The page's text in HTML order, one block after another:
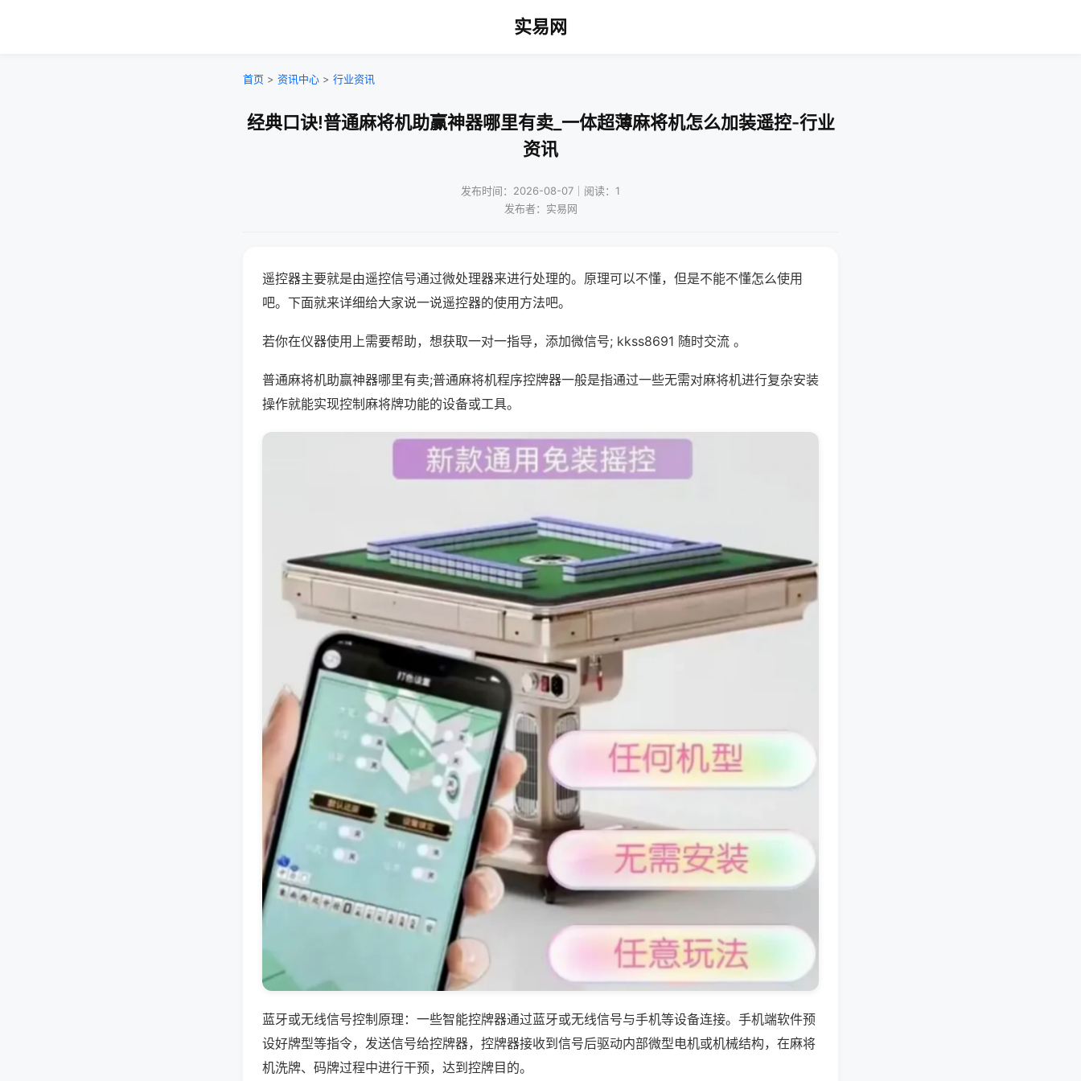
实易网
首页 > 资讯中心 > 行业资讯
经典口诀!普通麻将机助赢神器哪里有卖_一体超薄麻将机怎么加装遥控-行业
资讯
发布时间：2026-08-07｜阅读：1
发布者：实易网
遥控器主要就是由遥控信号通过微处理器来进行处理的。原理可以不懂，但是不能不懂怎么使用
吧。下面就来详细给大家说一说遥控器的使用方法吧。
若你在仪器使用上需要帮助，想获取一对一指导，添加微信号; kkss8691 随时交流 。
普通麻将机助赢神器哪里有卖;普通麻将机程序控牌器一般是指通过一些无需对麻将机进行复杂安装
操作就能实现控制麻将牌功能的设备或工具。
蓝牙或无线信号控制原理：一些智能控牌器通过蓝牙或无线信号与手机等设备连接。手机端软件预
设好牌型等指令，发送信号给控牌器，控牌器接收到信号后驱动内部微型电机或机械结构，在麻将
机洗牌、码牌过程中进行干预，达到控牌目的。